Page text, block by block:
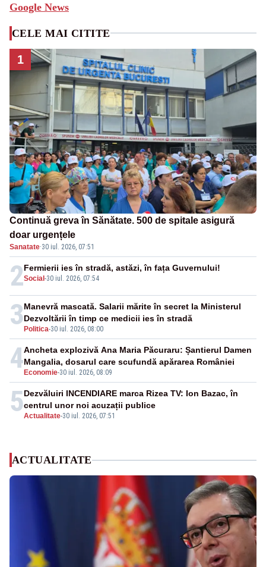
Google News
CELE MAI CITITE
1
Continuă greva în Sănătate. 500 de spitale asigură
doar urgențele
Sanatate·30 iul. 2026, 07:51
2Social -30 iul. 2026, 07:54
Fermierii ies în stradă, astăzi, în fața Guvernului!
3 Politica-30 iul. 2026, 08:00
Manevră mascată. Salarii mărite în secret la Ministerul
Dezvoltării în timp ce medicii ies în stradă
4 Economie-30 iul. 2026, 08:09
Ancheta explozivă Ana Maria Păcuraru: Șantierul Damen
Mangalia, dosarul care scufundă apărarea României
5Actualitate-30 iul. 2026, 07:51
Dezvăluiri INCENDIARE marca Rizea TV: Ion Bazac, în
centrul unor noi acuzații publice
ACTUALITATE